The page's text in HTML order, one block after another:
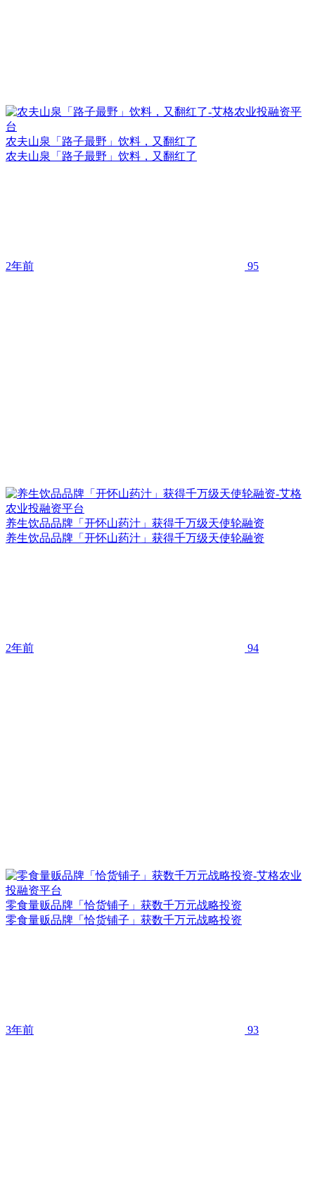
农夫山泉「路子最野」饮料，又翻红了
农夫山泉「路子最野」饮料，又翻红了
2年前 95
养生饮品品牌「开怀山药汁」获得千万级天使轮融资
养生饮品品牌「开怀山药汁」获得千万级天使轮融资
2年前 94
零食量贩品牌「恰货铺子」获数千万元战略投资
零食量贩品牌「恰货铺子」获数千万元战略投资
3年前 93